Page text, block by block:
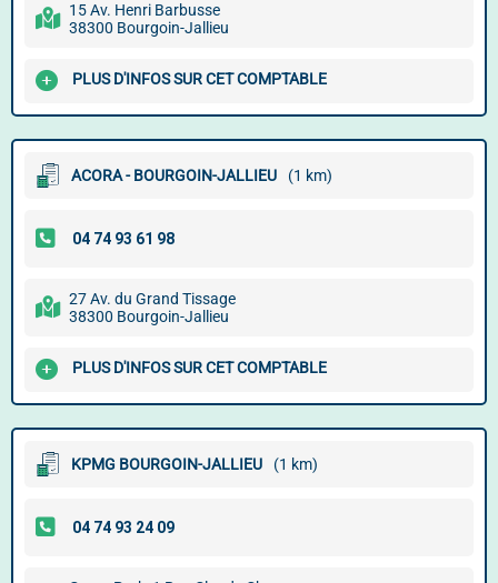
15 Av. Henri Barbusse
38300 Bourgoin-Jallieu
PLUS D'INFOS SUR CET COMPTABLE
ACORA - BOURGOIN-JALLIEU (1 km)
27 Av. du Grand Tissage
38300 Bourgoin-Jallieu
PLUS D'INFOS SUR CET COMPTABLE
KPMG BOURGOIN-JALLIEU (1 km)